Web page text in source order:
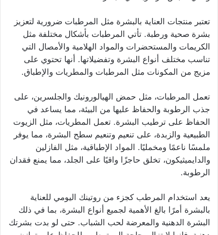
تعتبر منتجات العناية بالبشرة مثل المرطبات ضرورية لتعزيز
بشرة صحية ورطبة. تأتي المرطبات بأشكال مختلفة مثل
الكريمات والمستحضرات والمواد الهلامية والأمصال التي
تناسب مختلف أنواع البشرة وتفضيلاتها. أنها تحتوي على
مزيج من المكونات مثل المرطبات والمطريات والإطباق.
تعمل المرطبات، مثل حمض الهيالورونيك والجلسرين، على
جذب الرطوبة والحفاظ عليها من البيئة، مما يساعد في
الحفاظ على ترطيب البشرة. تعمل المطريات، مثل الزيوت
الطبيعية والزبدة، على تنعيم وتنعيم سطح البشرة، مما يوفر
ملمسًا ناعمًا ومخمليًا. المواد الإطباقية، مثل الفازلين
والدايميثيكون، تخلق حاجزًا واقيًا على الجلد، مما يمنع فقدان
الرطوبة.
يعد استخدام المرطب كجزء من روتينك اليومي للعناية
بالبشرة أمرًا بالغ الأهمية لجميع أنواع البشرة، بما في ذلك
البشرة الدهنية والمعرضة لحب الشباب. حتى لو بدت بشرتك